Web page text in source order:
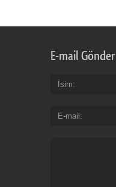
E-mail Gönder
İsim
E-mail